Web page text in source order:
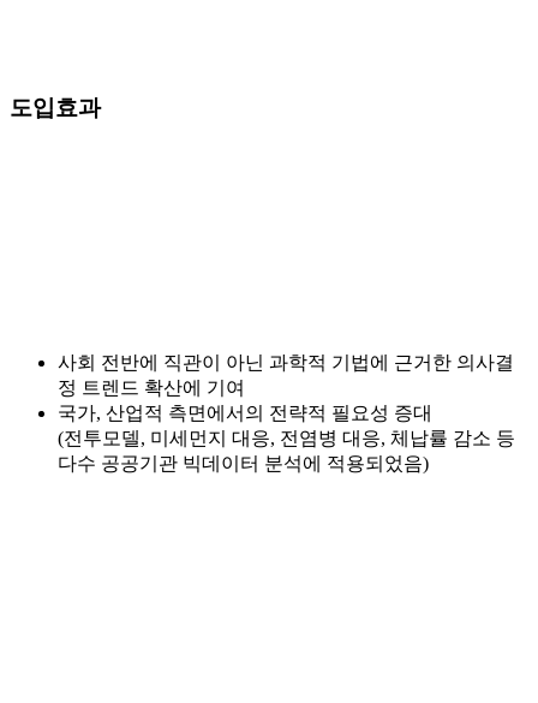
도입효과
사회 전반에 직관이 아닌 과학적 기법에 근거한 의사결
정 트렌드 확산에 기여
국가, 산업적 측면에서의 전략적 필요성 증대
(전투모델, 미세먼지 대응, 전염병 대응, 체납률 감소 등
다수 공공기관 빅데이터 분석에 적용되었음)